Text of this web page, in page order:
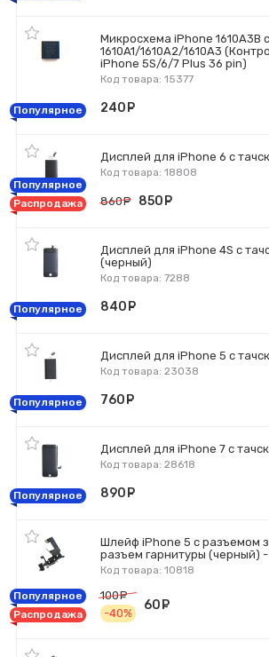
Микросхема iPhone 1610A3B
1610A1/1610A2/1610A3
iPhone 5S/6/7 Plus 36 pin)
Код товара: 15377
Популярное 240
Дисплей для iPhone 6 с
Код товара: 18808
Популярное
Распродажа
860 руб.
850
Дисплей для iPhone 4S с
(черный)
Код товара: 7288
Популярное 840
Дисплей для iPhone 5 с
Код товара: 23038
Популярное 760
Дисплей для iPhone 7 с
Код товара: 28618
Популярное 890
Шлейф iPhone 5 с разъемом
разъем гарнитуры (черный)
Код товара: 10818
Популярное
Распродажа
100
руб.
-40%
60